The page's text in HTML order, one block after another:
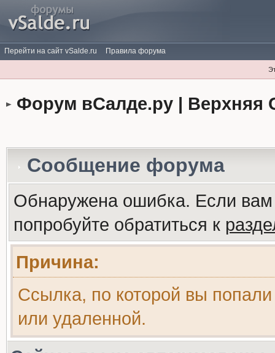
Перейти на сайт vSalde.ru Правила форума
Форум вСалде.ру | Верхняя
Сообщение форума
Обнаружена ошибка. Если
попробуйте обратиться к
Причина:
Ссылка, по которой вы
или удаленной.